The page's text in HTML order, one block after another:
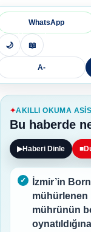
WhatsApp
🌙 📖
A-
AKILLI OKUMA
Bu haberde
▶Haberi Dinle ■
İzmir’in
mühürlenen
mührünün